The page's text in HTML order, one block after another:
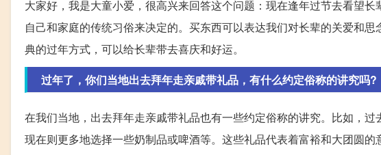
大家好，我是大童小爱，很高兴来回答这个问题：现在逢年过节去看望
自己和家庭的传统习俗来决定的。买东西可以表达我们对长辈的关爱和
典的过年方式，可以给长辈带去喜庆和好运。
过年了，你们当地出去拜年走亲戚带礼品，有什么约定俗称的讲究吗?
在我们当地，出去拜年走亲戚带礼品也有一些约定俗称的讲究。比如，
现在则更多地选择一些奶制品或啤酒等。这些礼品代表着富裕和大团圆的